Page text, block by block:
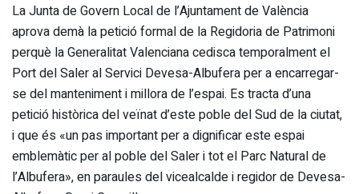
La Junta de Govern Local de l’Ajuntament de València
aprova demà la petició formal de la Regidoria de Patrimoni
perquè la Generalitat Valenciana cedisca temporalment el
Port del Saler al Servici Devesa-Albufera per a encarregar-
se del manteniment i millora de l’espai. Es tracta d’una
petició històrica del veïnat d’este poble del Sud de la ciutat,
i que és «un pas important per a dignificar este espai
emblemàtic per al poble del Saler i tot el Parc Natural de
l’Albufera», en paraules del vicealcalde i regidor de Devesa-